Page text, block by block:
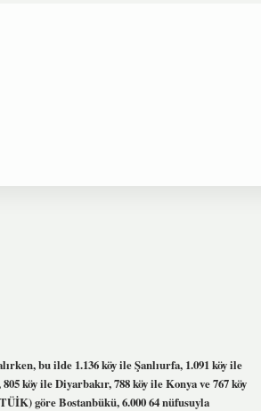
bu ilde 1.136 köy ile Şanlıurfa, 1.091 köy ile
köy ile Diyarbakır, 788 köy ile Konya ve 767 köy
göre Bostanbükü, 6.000 64 nüfusuyla